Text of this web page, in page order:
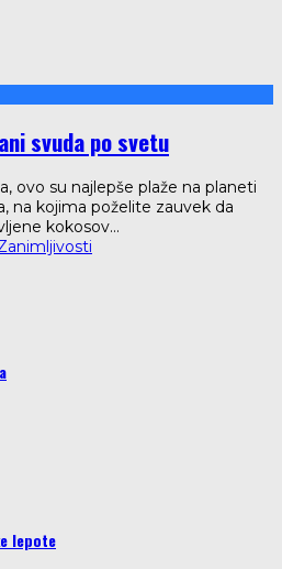
svuda po svetu
ovo su najlepše plaže na planeti
na kojima poželite zauvek da
kokosov...
lepote